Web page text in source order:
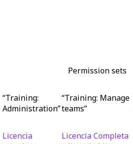
Permission sets
“Training:
Administration”
“Training: Manage
teams”
Licencia
Licencia Completa